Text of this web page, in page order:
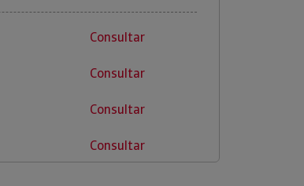
Consultar
Consultar
Consultar
Consultar